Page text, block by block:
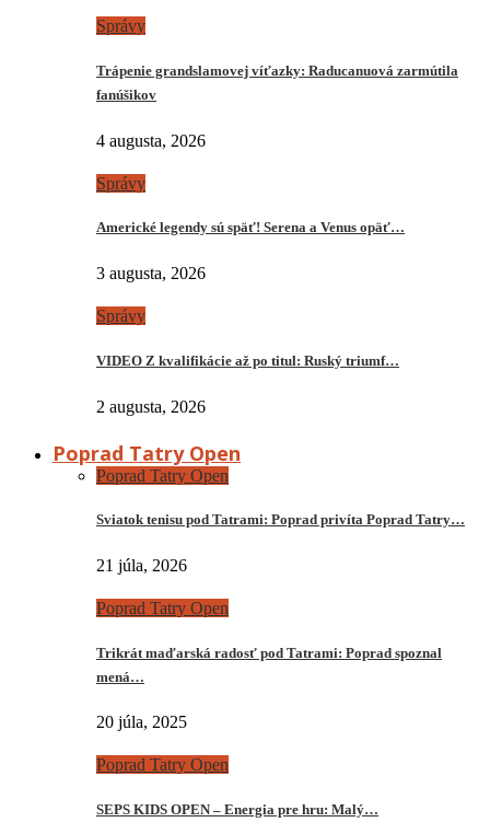
Správy
Trápenie grandslamovej víťazky: Raducanuová zarmútila
fanúšikov
4 augusta, 2026
Správy
Americké legendy sú späť! Serena a Venus opäť…
3 augusta, 2026
Správy
VIDEO Z kvalifikácie až po titul: Ruský triumf…
2 augusta, 2026
Poprad Tatry Open
Poprad Tatry Open
Sviatok tenisu pod Tatrami: Poprad privíta Poprad Tatry…
21 júla, 2026
Poprad Tatry Open
Trikrát maďarská radosť pod Tatrami: Poprad spoznal
mená…
20 júla, 2025
Poprad Tatry Open
SEPS KIDS OPEN – Energia pre hru: Malý…